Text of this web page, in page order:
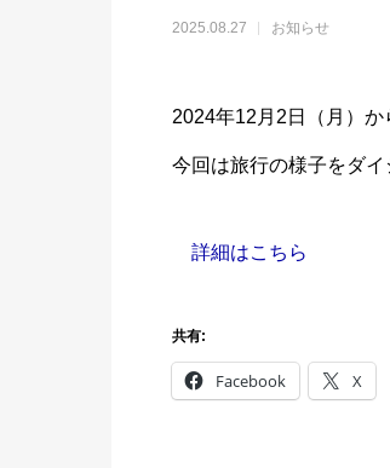
2025.08.27 お知らせ
2024年12月2日（月）
今回は旅行の様子をダイ
詳細はこちら
共有:
Facebook X